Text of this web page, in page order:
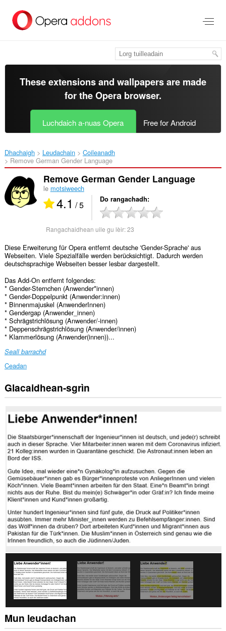
leum
gun
These extensions and wallpapers are made
for theOpera browser.
Luchdaich a-nuas Opera Free for Android
Dhachaigh Leudachain
Coileanadh
Remove German Gender Language‎
Remove German Gender Language
le motsiweech
4.1 / 5 Do rangachadh
Rangachaidhean uile gu lèir:23
Diese Erweiterung für Opera entfernt deutsche 'Gender-Sprache' aus
Webseiten. Viele Spezialfälle werden berücksichtigt. Dadurch werden
deutschsprachige Webseiten besser lesbar dargestellt.
Das Add-On entfernt folgendes:
* Gender-Sternchen (Anwender*innen)
* Gender-Doppelpunkt (Anwender:innen)
* Binnenmajuskel (AnwenderInnen)
* Gendergap (Anwender_innen)
* Schrägstrichlösung (Anwender/-innen)
* Deppenschrägstrichlösung (Anwender/innen)
* Klammerlösung (Anwender(innen))...
Seall barrachd
Ceadan
Gheibh
an
seo
cothrom
do
chuid
dàta
air
gach
làrach-
lìn.
Glacaidhean-sgrìn
Mun leudachan